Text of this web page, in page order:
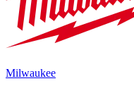
Milwaukee